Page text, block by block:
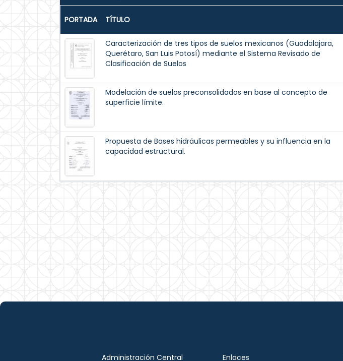
PORTADA TÍTULO
Caracterización de tres tipos de suelos mexicanos (Guadalajara,
Querétaro, San Luis Potosí) mediante el Sistema Revisado de
Clasificación de Suelos
Modelación de suelos preconsolidados en base al concepto de
superficie límite.
Propuesta de Bases hidráulicas permeables y su influencia en la
capacidad estructural.
Administración Central Enlaces